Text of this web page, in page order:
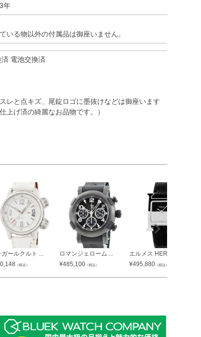
年
いる物以外の付属品は御座いません。
電池交換済
レと点キズ、尾錠ロゴに墨抜けなどは御座います
上げ済の綺麗なお品物です。）
ガールクルト ...
（税込）
ロマンジェローム ...
¥485,100 （税込）
エルメス HERM...
¥495,880 （税込）